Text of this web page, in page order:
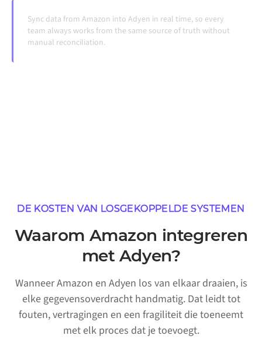
Sync data from Amazon into Adyen in real time, so every
team always works from the same source of truth without
manual reconciliation.
DE KOSTEN VAN LOSGEKOPPELDE SYSTEMEN
Waarom Amazon integreren
met Adyen?
Wanneer Amazon en Adyen los van elkaar draaien, is
elke gegevensoverdracht handmatig. Dat leidt tot
fouten, vertragingen en een fragiliteit die toeneemt
met elk proces dat je toevoegt.